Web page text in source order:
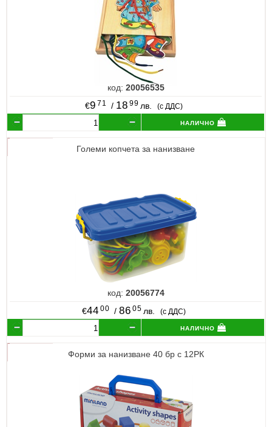
код: 20056535
€9 71 / 18 99 лв. (с ДДС)
налично
Големи копчета за нанизване
код: 20056774
€44 00 / 86 05 лв. (с ДДС)
налично
Форми за нанизване 40 бр с 12РК